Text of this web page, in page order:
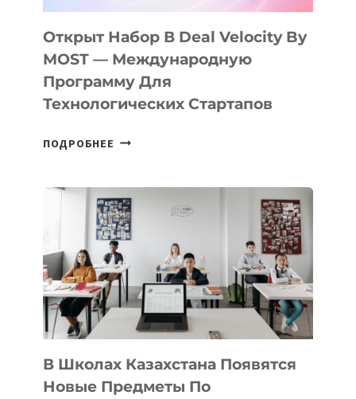
ПОДРОСТКАМ
БИЛЕТ
В
ПРЕДПРИНИМАТЕЛЬСТВО
Открыт Набор В Deal Velocity By
MOST — Международную
Программу Для
Технологических Стартапов
ПОДРОБНЕЕ ОТКРЫТ
DEAL
VELOCITY
BY
MOST
—
МЕЖДУНАРОДНУЮ
ПРОГРАММУ
ДЛЯ
ТЕХНОЛОГИЧЕСКИХ
В Школах Казахстана Появятся
Новые Предметы По